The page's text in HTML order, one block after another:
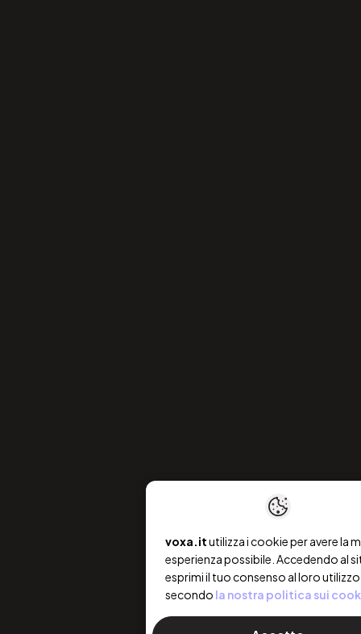
voxa.itutilizza i cookie per avere la
esperienza possibile. Accedendo al
esprimi il tuo consenso al loro utilizzo
secondo la nostra politica sui